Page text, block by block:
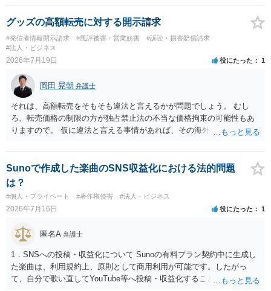
身が著作権者です。 他方、ブランド名、文字主体のロゴ、商品情報、
短いキャッチコピー、販売コンセプトなどは、通常、著作物には当た
りません。ただし、ロゴに独自の図形やイラスト等が含まれる場合に
は、その表現部分が著作物となる可能性があります。 また、人物写真
の著作権は撮影者に、肖像に関する権利は被写体本人に帰属します
わけではありません。デザイナーが独自に制作したイラストやバナー
等は別として、一般的なレイアウトや配色、依頼者から提供された素
材を希望に沿って配置した部分には、通常、著作物性は認められにく
いと考えられます。仮に具体的な画面構成の一部に創作性が認められ
ても、その権利は当該部分に限られ、ご相談者の写真や文章等を制作
とも、契約書がなくても、見積書、メール、利用規約等に実績掲載へ
の同意があれば別です。また、単に制作を担当した事実を記載した
り、公開中のサイトへリンクしたりする行為まで当然に禁止できると
は限りません。 人物写真については、通常のSNSへの無断掲載と同
様、掲載目的、態様、必要性、本人の特定可能性等から判断されま
す。営業目的であり、本人も掲載を拒否していることは、違法性を認
める方向の事情となりますが、自動的に肖像権侵害となるわけではあ
りません。 まず、見積書、メール、チャット、デザイナーの利用規約
を確認したうえで、「提供素材及びこれを含む画面の複製・SNS掲載
を許諾しない」と書面で明確に通知することをお勧めします。すでに
掲載された場合は、URL、掲載日時、画面を保存してから削除を求め
てください。
グッズの高額転売に対する開示請求
#発信者情報開示請求 #風評被害・営業妨害
#訴訟・損害賠償請求
#法人・ビジネス
2026年7月19日 役にたった 1
岡田 晃朝 弁護士
それは、高額転売をそもそも違法と言えるかが問題でしょう。 むし
ろ、転売価格の制限の方が独占禁止法の不当な価格拘束の可能性もあ
りますので。 仮に違法と言える事情があれば、その海外メーカーの権
ます。
Sunoで作成した楽曲のSNS収益化における法的問題
は？
#個人・プライベート #著作権侵害 #法人・ビジネス
2026年7月16日 役にたった 1
匿名A 弁護士
1．SNSへの投稿・収益化について Sunoの有料プラン契約中に生成し
た楽曲は、利用規約上、原則として商用利用が可能です。したがっ
て、自分で歌い直してYouTube等へ投稿・収益化することも、通常は